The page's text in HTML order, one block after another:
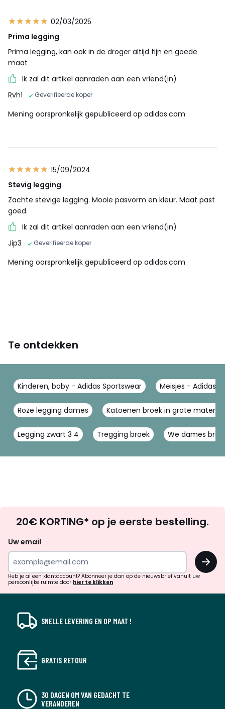
02/03/2025
Prima legging
Prima legging, kan ook in de droger altijd fijn en goede
maat
Ik zal dit artikel aanraden aan een vriend(in)
Rvh1
Geverifieerde koper
Mening oorspronkelijk gepubliceerd op adidas.com
15/09/2024
Stevig legging
Zachte stevige legging. Mooie pasvorm en kleur. Maat past
goed.
Ik zal dit artikel aanraden aan een vriend(in)
Jip3
Geverifieerde koper
Mening oorspronkelijk gepubliceerd op adidas.com
Te ontdekken
Kinderen, baby - Adidas Sportswear Meisjes - Adidas
Roze legging dames Katoenen broek in grote maten
Legging zwart 3 4 Tregging broek We dames
zoek
inspiratie
verrassingen?
20€ KORTING* op je eerste bestelling.
Uw email
OK
Heb je al een klantaccount? Abonneer je dan op de nieuwsbrief vanuit uw
persoonlijke ruimte door hier te klikken
SNELLE LEVERING EN OP MAAT !
GRATIS RETOUR
30 DAGEN OM VAN GEDACHT TE
VERANDEREN